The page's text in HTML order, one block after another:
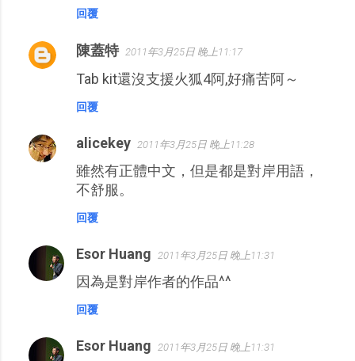
回覆
陳蓋特 2011年3月25日 晚上11:17
Tab kit還沒支援火狐4阿,好痛苦阿～
回覆
alicekey 2011年3月25日 晚上11:28
雖然有正體中文，但是都是對岸用語，
不舒服。
回覆
Esor Huang 2011年3月25日 晚上11:31
因為是對岸作者的作品^^
回覆
Esor Huang 2011年3月25日 晚上11:31